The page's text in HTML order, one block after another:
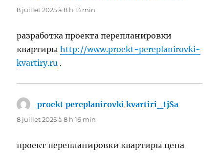
8 juillet 2025 à 8 h 13 min
разработка проекта перепланировки
квартирыhttp://www.proekt-pereplanirovki-
kvartiry.ru .
proekt pereplanirovki kvartiri_tjSa
8 juillet 2025 à 8 h 16 min
проект перепланировки квартиры цена